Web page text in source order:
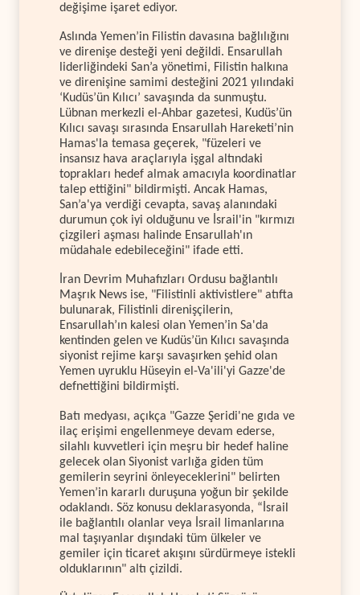
değişime işaret ediyor.
Aslında Yemen’in Filistin davasına bağlılığını
ve direnişe desteği yeni değildi. Ensarullah
liderliğindeki San’a yönetimi, Filistin halkına
ve direnişine samimi desteğini 2021 yılındaki
‘Kudüs’ün Kılıcı’ savaşında da sunmuştu.
Lübnan merkezli el-Ahbar gazetesi, Kudüs’ün
Kılıcı savaşı sırasında Ensarullah Hareketi’nin
Hamas'la temasa geçerek, "füzeleri ve
insansız hava araçlarıyla işgal altındaki
toprakları hedef almak amacıyla koordinatlar
talep ettiğini" bildirmişti. Ancak Hamas,
San’a'ya verdiği cevapta, savaş alanındaki
durumun çok iyi olduğunu ve İsrail'in "kırmızı
çizgileri aşması halinde Ensarullah'ın
müdahale edebileceğini" ifade etti.
İran Devrim Muhafızları Ordusu bağlantılı
Maşrık News ise, "Filistinli aktivistlere" atıfta
bulunarak, Filistinli direnişçilerin,
Ensarullah’ın kalesi olan Yemen’in Sa'da
kentinden gelen ve Kudüs’ün Kılıcı savaşında
siyonist rejime karşı savaşırken şehid olan
Yemen uyruklu Hüseyin el-Va'ili'yi Gazze'de
defnettiğini bildirmişti.
Batı medyası, açıkça "Gazze Şeridi'ne gıda ve
ilaç erişimi engellenmeye devam ederse,
silahlı kuvvetleri için meşru bir hedef haline
gelecek olan Siyonist varlığa giden tüm
gemilerin seyrini önleyeceklerini" belirten
Yemen’in kararlı duruşuna yoğun bir şekilde
odaklandı. Söz konusu deklarasyonda, “İsrail
ile bağlantılı olanlar veya İsrail limanlarına
mal taşıyanlar dışındaki tüm ülkeler ve
gemiler için ticaret akışını sürdürmeye istekli
olduklarının" altı çizildi.